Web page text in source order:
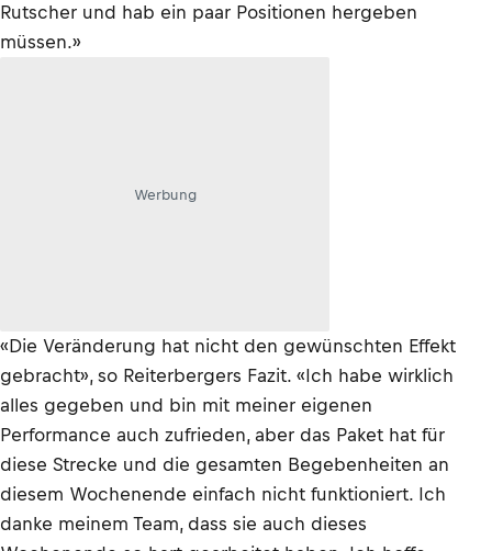
Rutscher und hab ein paar Positionen hergeben
müssen.»
Werbung
«Die Veränderung hat nicht den gewünschten Effekt
gebracht», so Reiterbergers Fazit. «Ich habe wirklich
alles gegeben und bin mit meiner eigenen
Performance auch zufrieden, aber das Paket hat für
diese Strecke und die gesamten Begebenheiten an
diesem Wochenende einfach nicht funktioniert. Ich
danke meinem Team, dass sie auch dieses